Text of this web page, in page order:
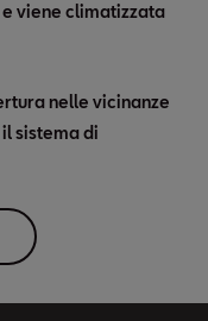
e viene climatizzata
nelle vicinanze
sistema di